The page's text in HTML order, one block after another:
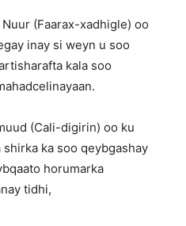
(Faarax-xadhigle) oo
inay si weyn u soo
kala soo
(Cali-digirin) oo ku
ka soo qeybgashay
horumarka
tidhi,